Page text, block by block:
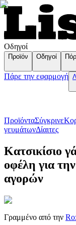
Οδηγοί
Προϊόν Οδηγοί
Πάρε την εφαρμογή
ΠροϊόνταΣύγκρινε
γευμάτωνΔίαιτες
Κατσικίσιο
οφέλη για
αγορών
Γραμμένο από την